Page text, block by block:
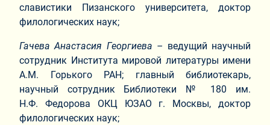
славистики Пизанского университета, доктор
филологических наук;
Гачева Анастасия Георгиева – ведущий научный
сотрудник Института мировой литературы имени
А.М. Горького РАН; главный библиотекарь,
научный сотрудник Библиотеки № 180 им.
Н.Ф. Федорова ОКЦ ЮЗАО г. Москвы, доктор
филологических наук;